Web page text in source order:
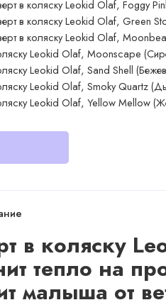
в коляску
тепло на
малыша от